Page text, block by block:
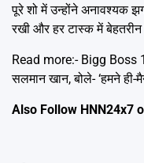
पूरे शो में उन्होंने अनावश्यक
रखी और हर टास्क में बेहतरीन
Read more:- Bigg Boss
सलमान खान, बोले- ‘हमने ही-
Also Follow HNN24x7